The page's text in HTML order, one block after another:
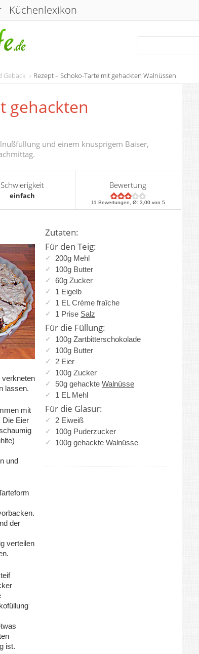
Küchenlexikon
Gebäck Rezept – Schoko-Tarte mit gehackten Walnüssen
gehackten
und einem knusprigem Baiser,
Schwierigkeit
einfach
Bewertung
11 Bewertungen, Ø: 3,00von 5
Zutaten:
Für den Teig:
200g Mehl
100g Butter
60g Zucker
1 Eigelb
1 EL Crème fraîche
1 Prise Salz
Für die Füllung:
100g Zartbitterschokolade
100g Butter
2 Eier
100g Zucker
50g gehackte Walnüsse
1 EL Mehl
Für die Glasur:
2 Eiweiß
100g Puderzucker
100g gehackte Walnüsse
verkneten
lassen.
mit
Die Eier
und
der
verteilen
ist.